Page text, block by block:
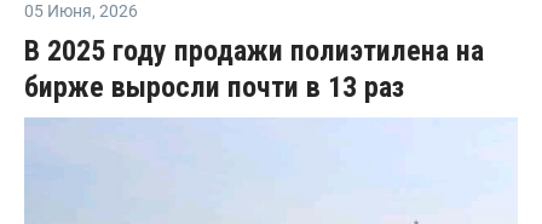
05 Июня, 2026
В 2025 году продажи полиэтилена на
бирже выросли почти в 13 раз